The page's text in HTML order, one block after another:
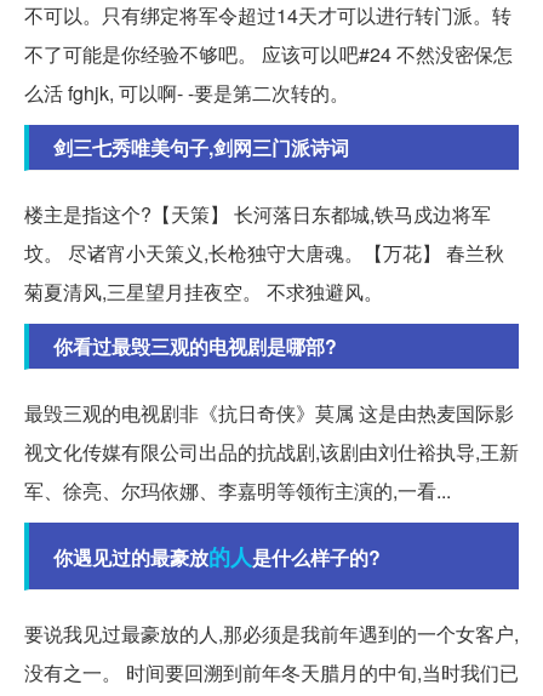
不可以。只有绑定将军令超过14天才可以进行转门派。转
不了可能是你经验不够吧。 应该可以吧#24 不然没密保怎
么活 fghjk, 可以啊- -要是第二次转的。
剑三七秀唯美句子,剑网三门派诗词
楼主是指这个?【天策】 长河落日东都城,铁马戍边将军
坟。 尽诸宵小天策义,长枪独守大唐魂。【万花】 春兰秋
菊夏清风,三星望月挂夜空。 不求独避风。
你看过最毁三观的电视剧是哪部?
最毁三观的电视剧非《抗日奇侠》莫属 这是由热麦国际影
视文化传媒有限公司出品的抗战剧,该剧由刘仕裕执导,王新
军、徐亮、尔玛依娜、李嘉明等领衔主演的,一看...
你遇见过的最豪放的人是什么样子的?
要说我见过最豪放的人,那必须是我前年遇到的一个女客户,
没有之一。 时间要回溯到前年冬天腊月的中旬,当时我们已